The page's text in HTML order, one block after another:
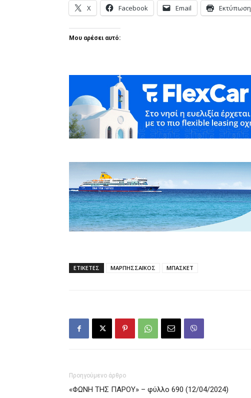
X Facebook Email Εκτύπωση
Μου αρέσει αυτό:
ΕΤΙΚΕΤΕΣ ΜΑΡΠΗΣΣΑΪΚΟΣ ΜΠΑΣΚΕΤ
Προηγούμενο άρθρο
«ΦΩΝΗ ΤΗΣ ΠΑΡΟΥ» – φύλλο 690 (12/04/2024)